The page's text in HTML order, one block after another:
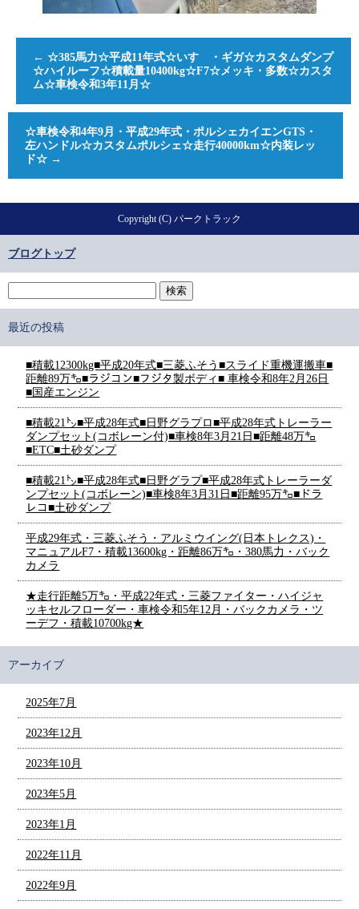
← ☆385馬力☆平成11年式☆いすゞ・ギガ☆カスタムダンプ
☆ハイルーフ☆積載量10400kg☆F7☆メッキ・多数☆カスタ
ム☆車検令和3年11月☆
☆車検令和4年9月・平成29年式・ポルシェカイエンGTS・
左ハンドル☆カスタムポルシェ☆走行40000km☆内装レッ
ド☆ →
Copyright (C) パークトラック
ブログトップ
最近の投稿
■積載12300kg■平成20年式■三菱ふそう■スライド重機運搬車■
距離89万㌔■ラジコン■フジタ製ボディ■ 車検令和8年2月26日
■国産エンジン
■積載21㌧■平成28年式■日野グラプロ■平成28年式トレーラー
ダンプセット(コボレーン付)■車検8年3月21日■距離48万㌔
■ETC■土砂ダンプ
■積載21㌧■平成28年式■日野グラプ■平成28年式トレーラーダ
ンプセット(コボレーン)■車検8年3月31日■距離95万㌔■ドラ
レコ■土砂ダンプ
平成29年式・三菱ふそう・アルミウイング(日本トレクス)・
マニュアルF7・積載13600kg・距離86万㌔・380馬力・バック
カメラ
★走行距離5万㌔・平成22年式・三菱ファイター・ハイジャ
ッキセルフローダー・車検令和5年12月・バックカメラ・ツ
ーデフ・積載10700kg★
アーカイブ
2025年7月
2023年12月
2023年10月
2023年5月
2023年1月
2022年11月
2022年9月